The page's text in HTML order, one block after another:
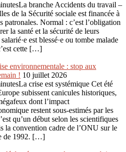
branche Accidents du travail –
de la Sécurité sociale est financée à
patronales. Normal : c’est l’obligation
la santé et la sécurité de leurs
est blessé·e ou tombe malade
cette […]
environ­nementale : stop aux
! 10 juillet 2026
crise est systémique Cet été
subissent canicules historiques,
dont l’impact
restent sous-estimés par les
qu’un début selon les scientifiques
la convention cadre de l’ONU sur le
de 1992. […]